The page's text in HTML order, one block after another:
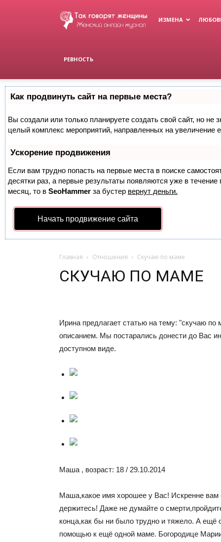
Женский
ИЗМЕНА
РЕВНОСТЬ
Как продвинуть сайт на первые места?
Вы создали или только планируете создать свой сайт, но не
целый комплекс мероприятий, направленных на увеличение
Ускорение продвижения
Если вам трудно попасть на первые места в поиске
десятки раз, а первые результаты появляются уже в
месяц, то в SeoHammer за бустер вернут деньги.
Начать продвижение сайта
Главная Отношения Скучаю по маме
СКУЧАЮ ПО МАМЕ
Ирина предлагает статью на тему: "скучаю
описанием. Мы постарались донести до Вас
доступном виде.
Маша , возраст: 18 / 29.10.2014
Маша,какое имя хорошее у Вас! Искренне вам
держитесь! Даже не думайте о
конца,как бы ни было трудно и тяжело. А ещё
помощью к ещё одной маме. Богородице